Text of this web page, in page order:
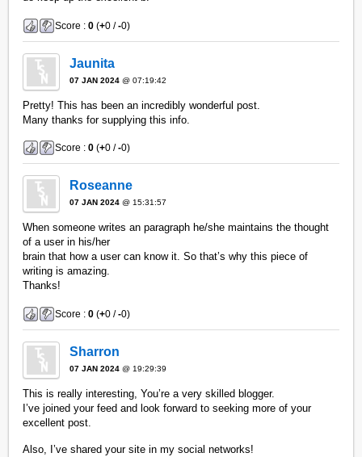
Score :0 (+0 /-0)
Jaunita
07 JAN 2024 @ 07:19:42
Pretty! This has been an incredibly wonderful post.
Many thanks for supplying this info.
Score :0 (+0 /-0)
Roseanne
07 JAN 2024 @ 15:31:57
When someone writes an paragraph he/she maintains the thought
of a user in his/her
brain that how a user can know it. So that’s why this piece of
writing is amazing.
Thanks!
Score :0 (+0 /-0)
Sharron
07 JAN 2024 @ 19:29:39
This is really interesting, You’re a very skilled blogger.
I’ve joined your feed and look forward to seeking more of your
excellent post.
Also, I’ve shared your site in my social networks!